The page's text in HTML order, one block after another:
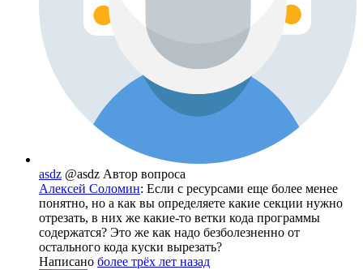
asdz @asdz Автор вопроса
Алексей Соломин: Если с ресурсами еще более менее
понятно, но а как вы определяете какие секции нужно
отрезать, в них же какие-то ветки кода программы
содержатся? Это же как надо безболезненно от
остального кода куски вырезать?
Написано более трёх лет назад